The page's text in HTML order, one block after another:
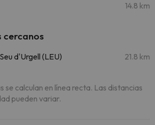
14.8 km
cercanos
d'Urgell (LEU) 21.8 km
se calculan en línea recta. Las distancias
pueden variar.